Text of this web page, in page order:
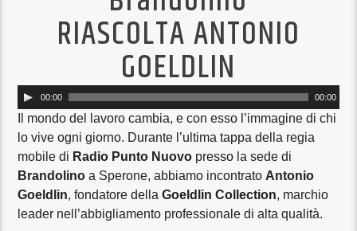
RIASCOLTA ANTONIO
GOELDLIN
Audio
Player
00:00 00:00
Il mondo del lavoro cambia, e con esso l’immagine di chi
lo vive ogni giorno. Durante l’ultima tappa della regia
mobile di Radio Punto Nuovo presso la sede di
Brandolino a Sperone, abbiamo incontrato Antonio
Goeldlin, fondatore dellaGoeldlin Collection, marchio
leader nell’abbigliamento professionale di alta qualità.